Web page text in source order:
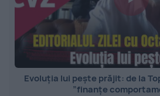
Evoluția lui pește prăjit: de la
”finanțe